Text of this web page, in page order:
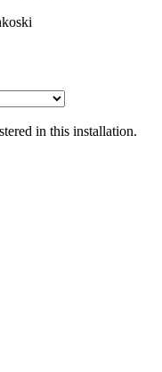
in this installation.